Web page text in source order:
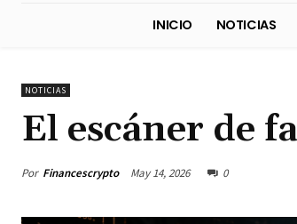
NOTICIAS
El escáner de
Por Financescrypto May 14, 2026 0